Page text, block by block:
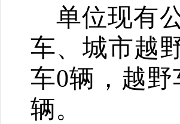
单位现有
车、城市越
车0辆，越野
辆。